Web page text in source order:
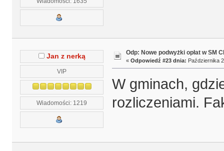
Jan z nerką
VIP
Wiadomości: 1219
Odp: Nowe podwyżki opłat w SM
« Odpowiedź #23 dnia: Października
W gminach,
rozliczeniami.